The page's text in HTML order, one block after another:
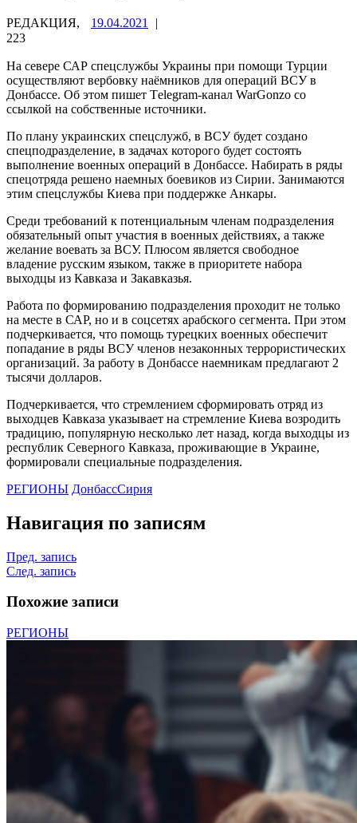
РЕДАКЦИЯ, 19.04.2021
|
223
На севере САР спецслужбы Украины при помощи Турции
осуществляют вербовку наёмников для операций ВСУ в
Донбассе. Об этом пишет Тelegram-канал WarGonzo со
ссылкой на собственные источники.
По плану украинских спецслужб, в ВСУ будет создано
спецподразделение, в задачах которого будет состоять
выполнение военных операций в Донбассе. Набирать в ряды
спецотряда решено наемных боевиков из Сирии. Занимаются
этим спецслужбы Киева при поддержке Анкары.
Среди требований к потенциальным членам подразделения
обязательный опыт участия в военных действиях, а также
желание воевать за ВСУ. Плюсом является свободное
владение русским языком, также в приоритете набора
выходцы из Кавказа и Закавказья.
Работа по формированию подразделения проходит не только
на месте в САР, но и в соцсетях арабского сегмента. При этом
подчеркивается, что помощь турецких военных обеспечит
попадание в ряды ВСУ членов незаконных террористических
организаций. За работу в Донбассе наемникам предлагают 2
тысячи долларов.
Подчеркивается, что стремлением сформировать отряд из
выходцев Кавказа указывает на стремление Киева возродить
традицию, популярную несколько лет назад, когда выходцы из
республик Северного Кавказа, проживающие в Украине,
формировали специальные подразделения.
РЕГИОНЫ ДонбассСирия
Навигация по записям
Пред. запись
След. запись
Похожие записи
РЕГИОНЫ